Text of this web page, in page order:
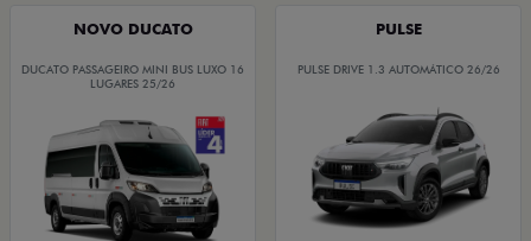
NOVO DUCATO
DUCATO PASSAGEIRO MINI BUS LUXO 16
LUGARES 25/26
PULSE
PULSE DRIVE 1.3 AUTOMÁTICO 26/26